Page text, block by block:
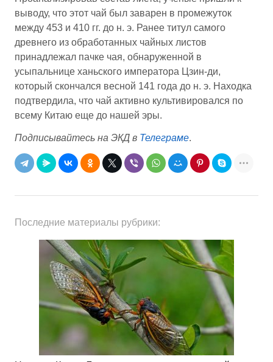
выводу, что этот чай был заварен в промежуток
между 453 и 410 гг. до н. э. Ранее титул самого
древнего из обработанных чайных листов
принадлежал пачке чая, обнаруженной в
усыпальнице ханьского императора Цзин-ди,
который скончался весной 141 года до н. э. Находка
подтвердила, что чай активно культивировался по
всему Китаю еще до нашей эры.
Подписывайтесь на ЭКД в Телеграме.
Последние материалы рубрики: